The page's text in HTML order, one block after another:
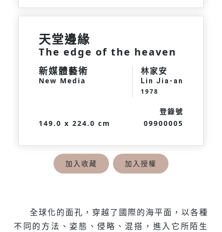
天堂邊緣
The edge of the heaven
新媒體藝術
New Media
林家安
Lin Jia-an
1978
149.0 x 224.0 cm
登錄號
09900005
加入收藏 加入授權
全球化的面孔，穿越了國際的海平面，以各種
不同的方法、姿態、侵略、混搭，進入它所陌生